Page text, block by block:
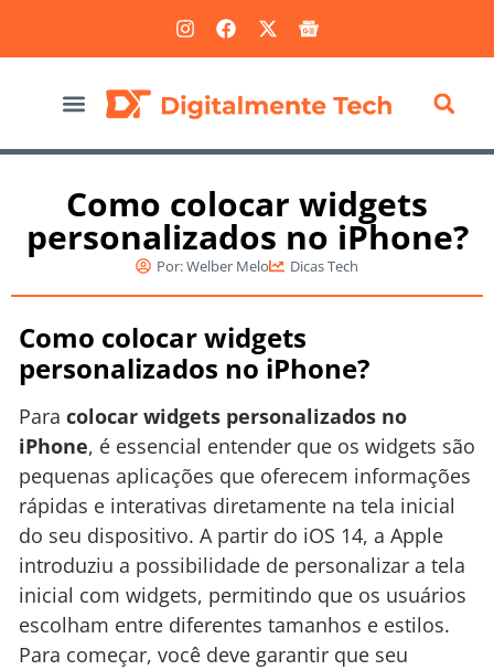
Como colocar widgets
personalizados no iPhone?
Por:Welber Melo Dicas Tech
Como colocar widgets
personalizados no iPhone?
Para colocar widgets personalizados no
iPhone, é essencial entender que os widgets são
pequenas aplicações que oferecem informações
rápidas e interativas diretamente na tela inicial
do seu dispositivo. A partir do iOS 14, a Apple
introduziu a possibilidade de personalizar a tela
inicial com widgets, permitindo que os usuários
escolham entre diferentes tamanhos e estilos.
Para começar, você deve garantir que seu